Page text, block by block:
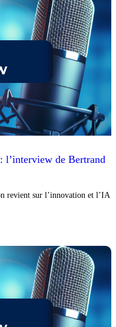
de Bertrand
revient sur l’innovation et l’IA